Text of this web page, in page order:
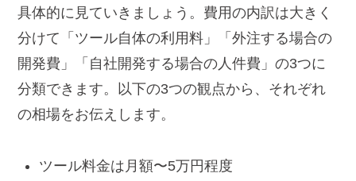
具体的に見ていきましょう。費用の内訳は大きく
分けて「ツール自体の利用料」「外注する場合の
開発費」「自社開発する場合の人件費」の3つに
分類できます。以下の3つの観点から、それぞれ
の相場をお伝えします。
ツール料金は月額〜5万円程度